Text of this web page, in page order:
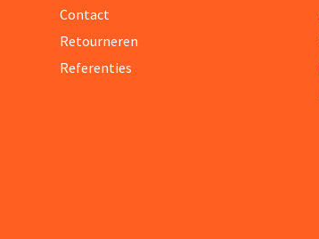
Contact
Retourneren
Referenties